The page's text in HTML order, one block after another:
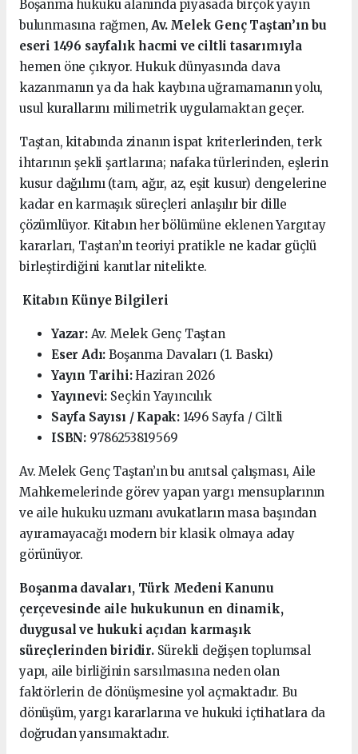
Boşanma hukuku alanında piyasada birçok yayın
bulunmasına rağmen,Av. Melek Genç Taştan’ın bu
eseri 1496 sayfalık hacmi ve ciltli tasarımıyla
hemen öne çıkıyor. Hukuk dünyasında dava
kazanmanın ya da hak kaybına uğramamanın yolu,
usul kurallarını milimetrik uygulamaktan geçer.
Taştan, kitabında zinanın ispat kriterlerinden, terk
ihtarının şekli şartlarına; nafaka türlerinden, eşlerin
kusur dağılımı (tam, ağır, az, eşit kusur) dengelerine
kadar en karmaşık süreçleri anlaşılır bir dille
çözümlüyor. Kitabın her bölümüne eklenen Yargıtay
kararları, Taştan’ın teoriyi pratikle ne kadar güçlü
birleştirdiğini kanıtlar nitelikte.
Kitabın Künye Bilgileri
Yazar:Av. Melek Genç Taştan
Eser Adı: Boşanma Davaları (1. Baskı)
Yayın Tarihi:Haziran 2026
Yayınevi: Seçkin Yayıncılık
Sayfa Sayısı / Kapak:1496 Sayfa / Ciltli
ISBN: 9786253819569
Av. Melek Genç Taştan’ın bu anıtsal çalışması, Aile
Mahkemelerinde görev yapan yargı mensuplarının
ve aile hukuku uzmanı avukatların masa başından
ayıramayacağı modern bir klasik olmaya aday
görünüyor.
Boşanma davaları, Türk Medeni Kanunu
çerçevesinde aile hukukunun en dinamik,
duygusal ve hukuki açıdan karmaşık
süreçlerinden biridir.Sürekli değişen toplumsal
yapı, aile birliğinin sarsılmasına neden olan
faktörlerin de dönüşmesine yol açmaktadır. Bu
dönüşüm, yargı kararlarına ve hukuki içtihatlara da
doğrudan yansımaktadır.